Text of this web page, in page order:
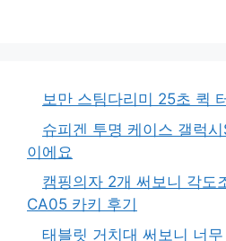
보만 스팀다리미 25초 퀵
슈피겐 투명 케이스 갤럭
이에요
캠핑의자 2개 써보니 각도
CA05 카키 후기
태블릿 거치대 써보니 너